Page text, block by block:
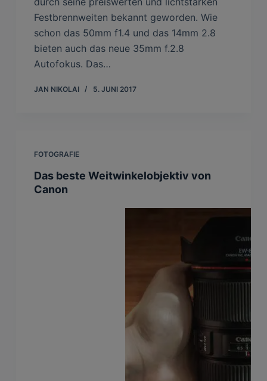
Festbrennweiten bekannt geworden. Wie
schon das 50mm f1.4 und das 14mm 2.8
bieten auch das neue 35mm f.2.8
Autofokus. Das…
JAN NIKOLAI 5. JUNI 2017
FOTOGRAFIE
Das beste Weitwinkelobjektiv von
Canon